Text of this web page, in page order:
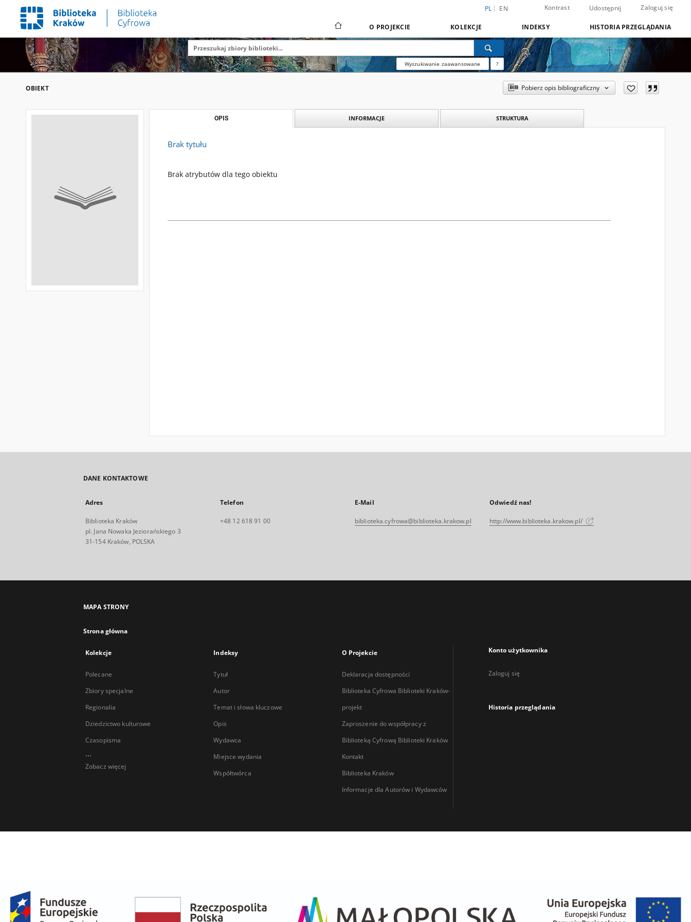
PL EN Kontrast Udostępnij Zaloguj się
O PROJEKCIE KOLEKCJE INDEKSY HISTORIA PRZEGLĄDANIA
Wyszukiwanie zaawansowane ?
OBIEKT Pobierz opis bibliograficzny
OPIS INFORMACJE STRUKTURA
Brak tytułu
Brak atrybutów dla tego obiektu
DANE KONTAKTOWE
Adres
Biblioteka Kraków
pl. Jana Nowaka Jeziorańskiego 3
31-154 Kraków, POLSKA
Telefon
+48 12 618 91 00
E-Mail
biblioteka.cyfrowa@biblioteka.krakow.pl
Odwiedź nas!
http://www.biblioteka.krakow.pl/
MAPA STRONY
Strona główna
Kolekcje
Polecane
Zbiory specjalne
Regionalia
Dziedzictwo kulturowe
Czasopisma
...
Zobacz więcej
Indeksy
Tytuł
Autor
Temat i słowa kluczowe
Opis
Wydawca
Miejsce wydania
Współtwórca
O Projekcie
Deklaracja dostępności
Biblioteka Cyfrowa Biblioteki Kraków-
projekt
Zaproszenie do współpracy z
Biblioteką Cyfrową Biblioteki Kraków
Kontakt
Biblioteka Kraków
Informacje dla Autorów i Wydawców
Konto użytkownika
Zaloguj się
Historia przeglądania